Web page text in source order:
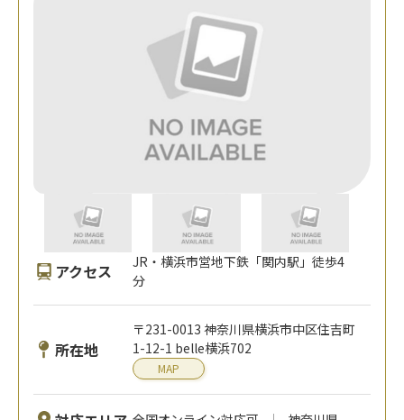
アクセス
JR・横浜市営地下鉄「関内駅」徒歩4
分
所在地
〒231-0013 神奈川県横浜市中区住吉町
1-12-1 belle横浜702
MAP